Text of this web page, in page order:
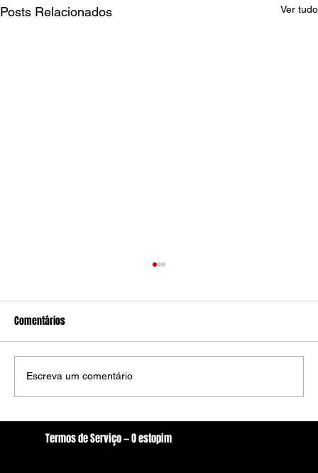
Posts Relacionados Ver tudo
Festival Pernambuco Meu País encerra
passagem por Arcoverde com Jorge Aragão,
Comentários
Escreva um comentário
Termos de Serviço — O estopim